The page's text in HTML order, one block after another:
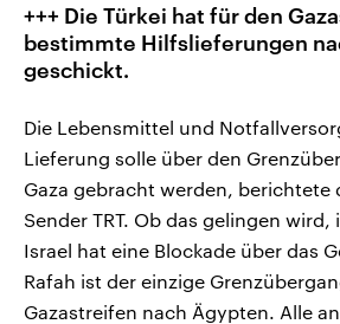
+++ Die Türkei hat für den
bestimmte Hilfslieferungen
geschickt.
Die Lebensmittel und
Lieferung solle über den
Gaza gebracht werden, berichtete
Sender TRT. Ob das gelingen wird,
Israel hat eine Blockade über das
Rafah ist der einzige
Gazastreifen nach Ägypten. Alle